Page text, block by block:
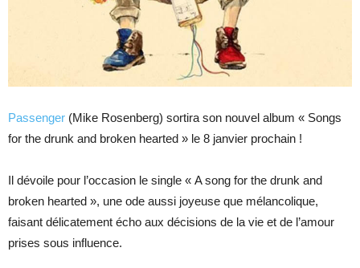
Passenger (Mike Rosenberg) sortira son nouvel album « Songs
for the drunk and broken hearted » le 8 janvier prochain !
Il dévoile pour l’occasion le single « A song for the drunk and
broken hearted », une ode aussi joyeuse que mélancolique,
faisant délicatement écho aux décisions de la vie et de l’amour
prises sous influence.